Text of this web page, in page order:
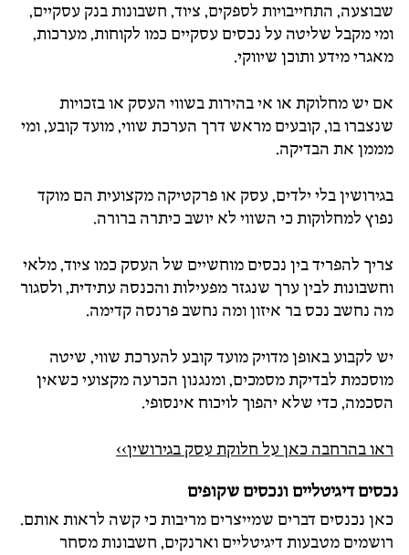
שבוצעה, התחייבויות לספקים, ציוד, חשבונות בנק עסקיים,
ומי מקבל שליטה על נכסים עסקיים כמו לקוחות, מערכות,
מאגרי מידע ותוכן שיווקי.
אם יש מחלוקת או אי בהירות בשווי העסק או בזכויות
שנצברו בו, קובעים מראש דרך הערכת שווי, מועד קובע, ומי
מממן את הבדיקה.
בגירושין בלי ילדים, עסק או פרקטיקה מקצועית הם מוקד
נפוץ למחלוקות כי השווי לא יושב כיתרה ברורה.
צריך להפריד בין נכסים מוחשיים של העסק כמו ציוד, מלאי
וחשבונות לבין ערך שנגזר מפעילות והכנסה עתידית, ולסגור
מה נחשב נכס בר איזון ומה נחשב פרנסה קדימה.
יש לקבוע באופן מדויק מועד קובע להערכת שווי, שיטה
מוסכמת לבדיקת מסמכים, ומנגנון הכרעה מקצועי כשאין
הסכמה, כדי שלא יהפוך לויכוח אינסופי.
ראו בהרחבה כאן על חלוקת עסק בגירושין>>
נכסים דיגיטליים ונכסים שקופים
כאן נכנסים דברים שמייצרים מריבות כי קשה לראות אותם.
רושמים מטבעות דיגיטליים וארנקים, חשבונות מסחר